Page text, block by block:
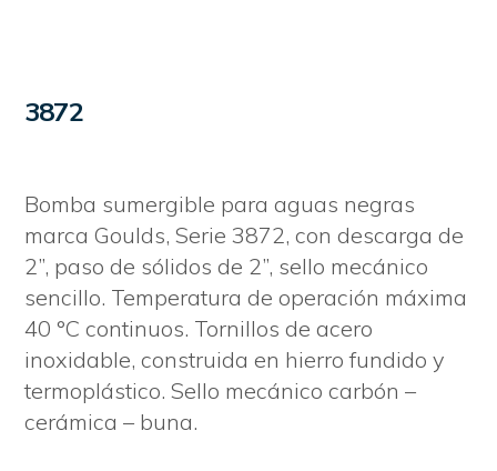
3872
Bomba sumergible para aguas negras
marca Goulds, Serie 3872, con descarga de
2”, paso de sólidos de 2”, sello mecánico
sencillo. Temperatura de operación máxima
40 °C continuos. Tornillos de acero
inoxidable, construida en hierro fundido y
termoplástico. Sello mecánico carbón –
cerámica – buna.